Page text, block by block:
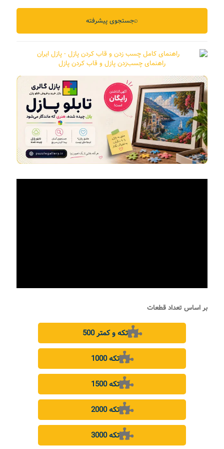
جستجوی پیشرفته⌕
راهنمای چسب‌زدن پازل و قاب کردن پازل
بر اساس تعداد قطعات
500 تکه و کمتر
1000 تکه
1500 تکه
2000 تکه
3000 تکه